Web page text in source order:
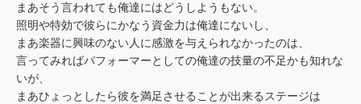
まあそう言われても俺達にはどうしようもない。
照明や特効で彼らにかなう資金力は俺達にないし、
まあ楽器に興味のない人に感激を与えられなかったのは、
言ってみればパフォーマーとしての俺達の技量の不足かも知れな
いが、
まあひょっとしたら彼を満足させることが出来るステージは